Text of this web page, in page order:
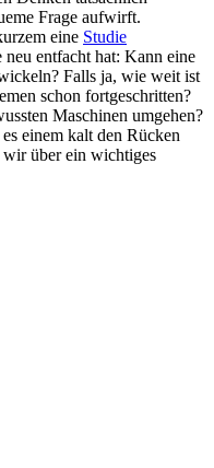
Frage aufwirft.
eine Studie
entfacht hat: Kann eine
Falls ja, wie weit ist
schon fortgeschritten?
Maschinen umgehen?
einem kalt den Rücken
wir über ein wichtiges